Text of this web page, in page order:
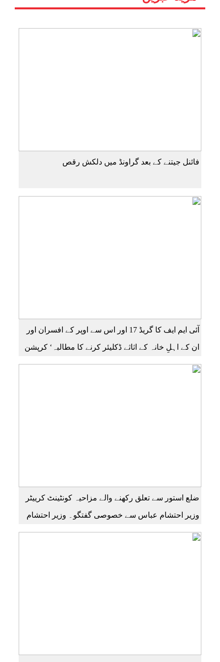
فائنل جیتنے کے بعد گراونڈ میں دلکش رقص
آئی ایم ایف کا گریڈ 17 اور اس سے اوپر کے افسران اور
ان کے اہلِ خانہ کے اثاثے ڈکلیئر کرنے کا مطالبہ‘ کرپشن
کی روک تھام اور مؤثر احتساب کے لیے ٹاسک فورس کے
ضلع استور سے تعلق رکھنے والے مزاحیہ کونٹینٹ کرییٹر
وزیر احتشام عباس سے خصوصی گفتگو۔ وزیر احتشام
عباس مزاحیہ شینا ویڈیوز بنانے کی وجہ سے استور کے